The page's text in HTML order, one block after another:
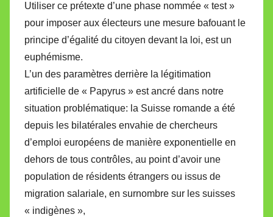
Utiliser ce prétexte d’une phase nommée « test »
pour imposer aux électeurs une mesure bafouant le
principe d’égalité du citoyen devant la loi, est un
euphémisme.
L’un des paramètres derrière la légitimation
artificielle de « Papyrus » est ancré dans notre
situation problématique: la Suisse romande a été
depuis les bilatérales envahie de chercheurs
d’emploi européens de manière exponentielle en
dehors de tous contrôles, au point d’avoir une
population de résidents étrangers ou issus de
migration salariale, en surnombre sur les suisses
« indigènes »,